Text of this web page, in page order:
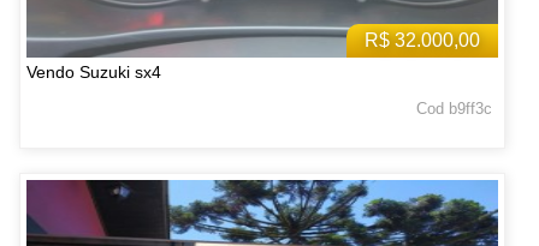
R$ 32.000,00
Vendo Suzuki sx4
Cod b9ff3c